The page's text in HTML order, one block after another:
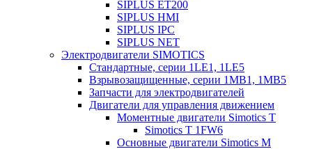
SIPLUS ET200
SIPLUS HMI
SIPLUS IPC
SIPLUS NET
Электродвигатели SIMOTICS
Стандартные, серии 1LE1, 1LE5
Взрывозащищенные, серии 1MB1, 1MB5
Запчасти для электродвигателей
Двигатели для управления движением
Моментные двигатели Simotics T
Simotics T 1FW6
Основные двигатели Simotics M